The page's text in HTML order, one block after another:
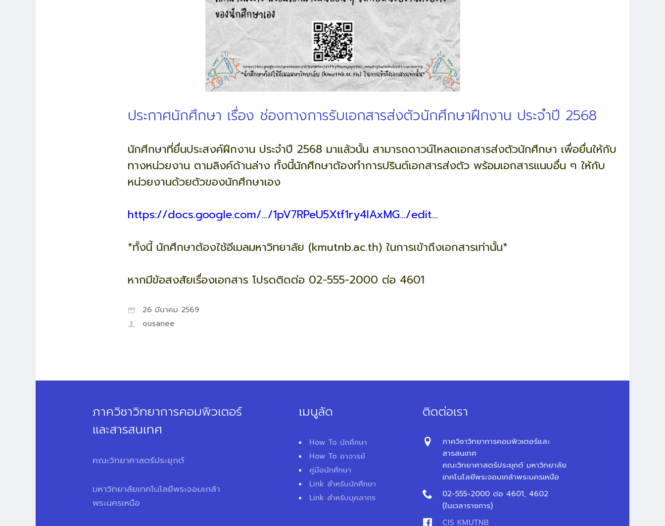
ประกาศนักศึกษา เรื่อง ช่องทางการรับเอกสารส่งตัวนักศึกษาฝึกงาน ประจำปี 2568
นักศึกษาที่ยื่นประสงค์ฝึกงาน ประจำปี 2568 มาแล้วนั้น สามารถดาวน์โหลดเอกสารส่งตัวนักศึกษา เพื่อยื่นให้กับ
ทางหน่วยงาน ตามลิงค์ด้านล่าง ทั้งนี้นักศึกษาต้องทำการปรินต์เอกสารส่งตัว พร้อมเอกสารแนบอื่น ๆ ให้กับ
หน่วยงานด้วยตัวของนักศึกษาเอง
https://docs.google.com/.../1pV7RPeU5Xtf1ry4lAxMG.../edit...
*ทั้งนี้ นักศึกษาต้องใช้อีเมลมหาวิทยาลัย (kmutnb.ac.th) ในการเข้าถึงเอกสารเท่านั้น*
หากมีข้อสงสัยเรื่องเอกสาร โปรดติดต่อ 02-555-2000 ต่อ 4601
26 มีนาคม 2569
ousanee
ภาควิชาวิทยาการคอมพิวเตอร์
และสารสนเทศ
คณะวิทยาศาสตร์ประยุกต์
มหาวิทยาลัยเทคโนโลยีพระจอมเกล้า
พระนครเหนือ
เมนูลัด
How To นักศึกษา
How To อาจารย์
คู่มือนักศึกษา
Link สำหรับนักศึกษา
Link สำหรับบุคลากร
ติดต่อเรา
ภาควิชาวิทยาการคอมพิวเตอร์และ
สารสนเทศ
คณะวิทยาศาสตร์ประยุกต์ มหาวิทยาลัย
เทคโนโลยีพระจอมเกล้าพระนครเหนือ
02-555-2000 ต่อ 4601, 4602
(ในเวลาราชการ)
CIS KMUTNB